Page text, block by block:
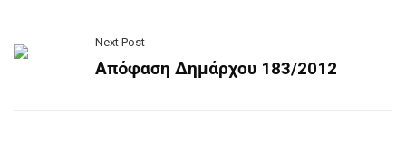
Next Post
Απόφαση Δημάρχου 183/2012